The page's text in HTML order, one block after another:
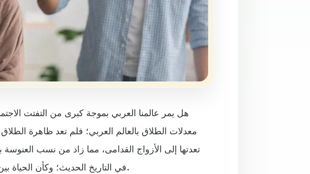
هل يمر عالمنا العربي بموجة كبرى من التفتت
معدلات الطلاق بالعالم العربي؛ فلم تعد ظاهرة
تعدتها إلى الأزواج القدامى، مما زاد من نسب
في التاريخ الحديث؛ وكأن الحياة بين الشركاء قد استحالت في بلاد العرب.